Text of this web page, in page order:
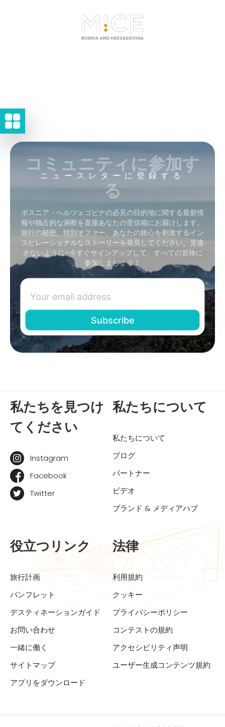
ニュースレターに登録する
コミュニティに参加す
る
ボスニア・ヘルツェゴビナの必見の目的地に関する最新情
報や独占的な洞察を直接あなたの受信箱にお届けします。
旅行の秘密、特別オファー、あなたの旅心を刺激するイン
スピレーショナルなストーリーを発見してください。見逃
さないように–今すぐサインアップして、すべての冒険に
参加しましょう！
私たちを見つけ
てください
Instagram
Facebook
Twitter
私たちについて
私たちについて
ブログ
パートナー
ビデオ
ブランド & メディアハブ
役立つリンク
旅行計画
パンフレット
デスティネーションガイド
お問い合わせ
一緒に働く
サイトマップ
アプリをダウンロード
法律
利用規約
クッキー
プライバシーポリシー
コンテストの規約
アクセシビリティ声明
ユーザー生成コンテンツ規約